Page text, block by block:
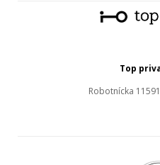
Top
Robotnícka